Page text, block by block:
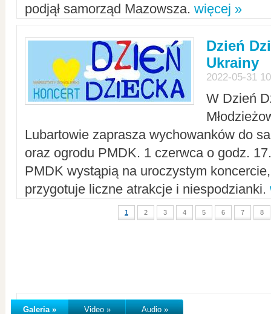
podjął samorząd Mazowsza. więcej »
Dzień
Ukrainy
2022-05-31
W Dzień
Lubartowie zaprasza wychowanków do
oraz ogrodu PMDK. 1 czerwca o godz.
PMDK wystąpią na uroczystym
przygotuje liczne atrakcje i niespodzianki.
1 2 3 4 5 6 7 8
Galeria » Video » Audio »